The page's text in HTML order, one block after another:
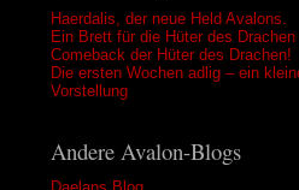
Haerdalis, der neue Held Avalons.
Ein Brett für die Hüter des Drachen
Comeback der Hüter des Drachen!
Die ersten Wochen adlig – ein
Vorstellung
Andere Avalon-Blogs